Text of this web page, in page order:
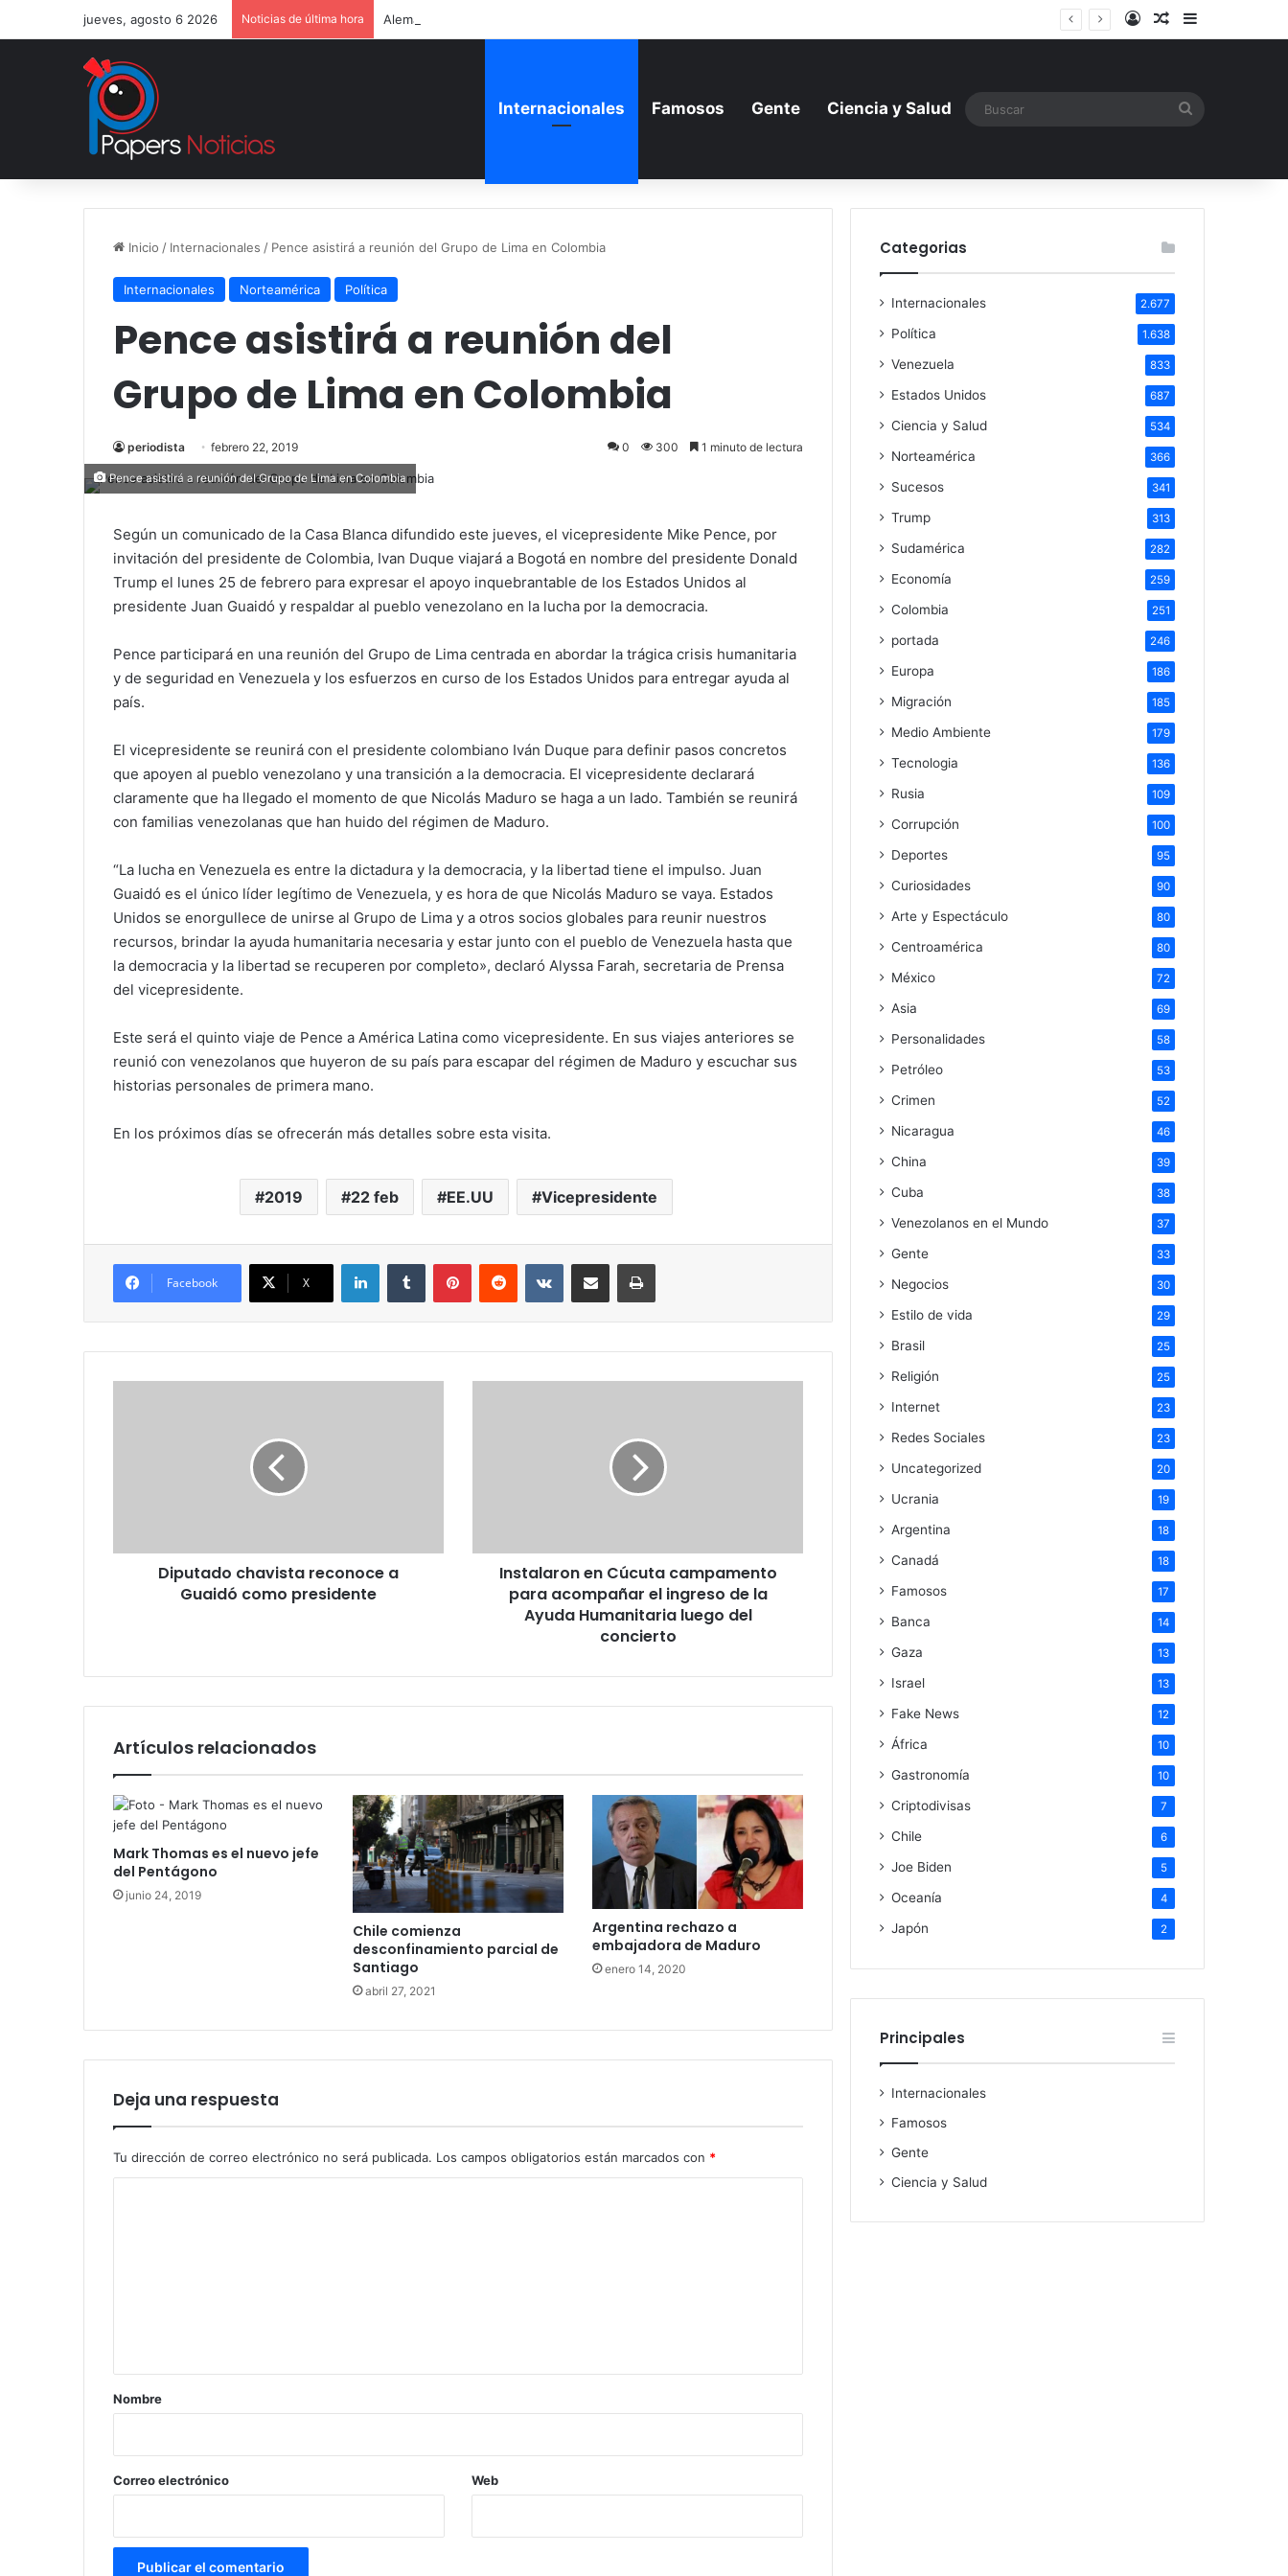
jueves, agosto 6 2026 Noticias de última hora Alemania aumenta su gasto militar y busca consolidarse como potencia armamentística ante la amenaza rusa Iniciar sesión
ArtículoBarra lateral
Internacionales Famosos Gente Ciencia y Salud
Inicio / Internacionales / Pence asistirá a reunión del Grupo de Lima en Colombia
Internacionales Norteamérica Política
Pence asistirá a reunión del
Grupo de Lima en Colombia
periodista febrero 22, 2019 0 300 1 minuto de lectura
Pence asistirá a reunión del Grupo de Lima en Colombia
Según un comunicado de la Casa Blanca difundido este jueves, el vicepresidente Mike Pence, por
invitación del presidente de Colombia, Ivan Duque viajará a Bogotá en nombre del presidente Donald
Trump el lunes 25 de febrero para expresar el apoyo inquebrantable de los Estados Unidos al
presidente Juan Guaidó y respaldar al pueblo venezolano en la lucha por la democracia.
Pence participará en una reunión del Grupo de Lima centrada en abordar la trágica crisis humanitaria
y de seguridad en Venezuela y los esfuerzos en curso de los Estados Unidos para entregar ayuda al
país.
El vicepresidente se reunirá con el presidente colombiano Iván Duque para definir pasos concretos
que apoyen al pueblo venezolano y una transición a la democracia. El vicepresidente declarará
claramente que ha llegado el momento de que Nicolás Maduro se haga a un lado. También se reunirá
con familias venezolanas que han huido del régimen de Maduro.
“La lucha en Venezuela es entre la dictadura y la democracia, y la libertad tiene el impulso. Juan
Guaidó es el único líder legítimo de Venezuela, y es hora de que Nicolás Maduro se vaya. Estados
Unidos se enorgullece de unirse al Grupo de Lima y a otros socios globales para reunir nuestros
recursos, brindar la ayuda humanitaria necesaria y estar junto con el pueblo de Venezuela hasta que
la democracia y la libertad se recuperen por completo», declaró Alyssa Farah, secretaria de Prensa
del vicepresidente.
Este será el quinto viaje de Pence a América Latina como vicepresidente. En sus viajes anteriores se
reunió con venezolanos que huyeron de su país para escapar del régimen de Maduro y escuchar sus
historias personales de primera mano.
En los próximos días se ofrecerán más detalles sobre esta visita.
2019 22 feb EE.UU Vicepresidente
Facebook X
LinkedInTumblr PinterestReddit VKontakteCompartir via correo electrónicoImpresión
Diputado chavista reconoce a
Guaidó como presidente
de
Humanitaria
Instalaron en Cúcuta campamento
para acompañar el ingreso de la
Ayuda Humanitaria luego del
concierto
Artículos relacionados
Mark Thomas es el nuevo jefe
del Pentágono
junio 24, 2019
Chile comienza
desconfinamiento parcial de
Santiago
abril 27, 2021
Argentina rechazo a
embajadora de Maduro
enero 14, 2020
Deja una respuesta
Tu dirección de correo electrónico no será publicada. Los campos obligatorios están marcados con *
r
*
Nombre
Correo electrónico Web
Categorias
Internacionales 2.677
Política 1.638
Venezuela 833
Estados Unidos 687
Ciencia y Salud 534
Norteamérica 366
Sucesos 341
Trump 313
Sudamérica 282
Economía 259
Colombia 251
portada 246
Europa 186
Migración 185
Medio Ambiente 179
Tecnologia 136
Rusia 109
Corrupción 100
Deportes 95
Curiosidades 90
Arte y Espectáculo 80
Centroamérica 80
México 72
Asia 69
Personalidades 58
Petróleo 53
Crimen 52
Nicaragua 46
China 39
Cuba 38
Venezolanos en el Mundo 37
Gente 33
Negocios 30
Estilo de vida 29
Brasil 25
Religión 25
Internet 23
Redes Sociales 23
Uncategorized 20
Ucrania 19
Argentina 18
Canadá 18
Famosos 17
Banca 14
Gaza 13
Israel 13
Fake News 12
África 10
Gastronomía 10
Criptodivisas 7
Chile 6
Joe Biden 5
Oceanía 4
Japón 2
Principales
Internacionales
Famosos
Gente
Ciencia y Salud